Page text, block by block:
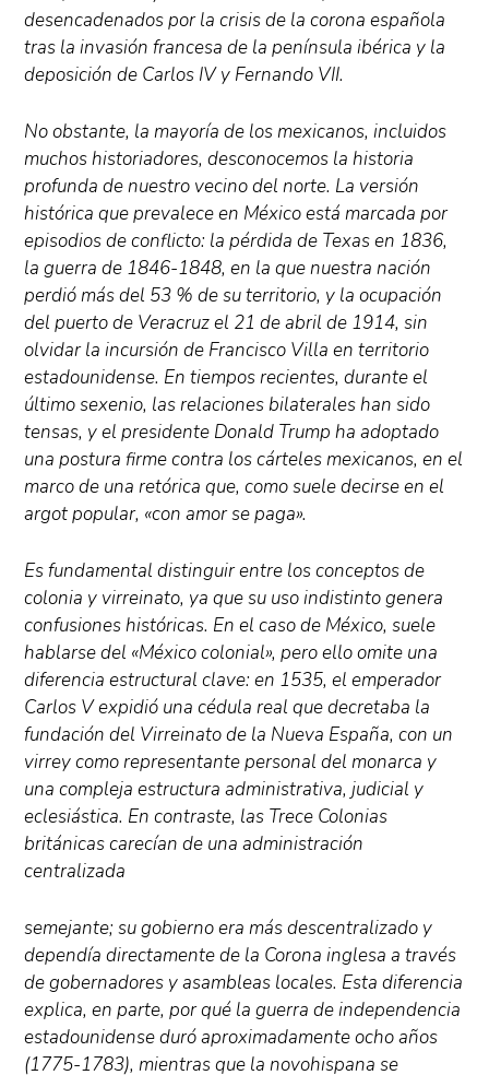
desencadenados por la crisis de la corona española
tras la invasión francesa de la península ibérica y la
deposición de Carlos IV y Fernando VII.
No obstante, la mayoría de los mexicanos, incluidos
muchos historiadores, desconocemos la historia
profunda de nuestro vecino del norte. La versión
histórica que prevalece en México está marcada por
episodios de conflicto: la pérdida de Texas en 1836,
la guerra de 1846-1848, en la que nuestra nación
perdió más del 53 % de su territorio, y la ocupación
del puerto de Veracruz el 21 de abril de 1914, sin
olvidar la incursión de Francisco Villa en territorio
estadounidense. En tiempos recientes, durante el
último sexenio, las relaciones bilaterales han sido
tensas, y el presidente Donald Trump ha adoptado
una postura firme contra los cárteles mexicanos, en el
marco de una retórica que, como suele decirse en el
argot popular, «con amor se paga».
Es fundamental distinguir entre los conceptos de
colonia y virreinato, ya que su uso indistinto genera
confusiones históricas. En el caso de México, suele
hablarse del «México colonial», pero ello omite una
diferencia estructural clave: en 1535, el emperador
Carlos V expidió una cédula real que decretaba la
fundación del Virreinato de la Nueva España, con un
virrey como representante personal del monarca y
una compleja estructura administrativa, judicial y
eclesiástica. En contraste, las Trece Colonias
británicas carecían de una administración
centralizada
semejante; su gobierno era más descentralizado y
dependía directamente de la Corona inglesa a través
de gobernadores y asambleas locales. Esta diferencia
explica, en parte, por qué la guerra de independencia
estadounidense duró aproximadamente ocho años
(1775-1783), mientras que la novohispana se